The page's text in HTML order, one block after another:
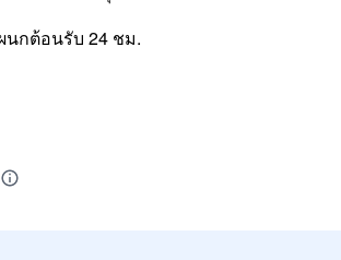
นกต้อนรับ 24 ชม.